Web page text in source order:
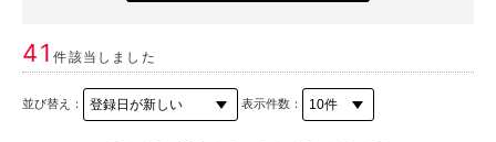
41件該当しました
並び替え： 表示件数：